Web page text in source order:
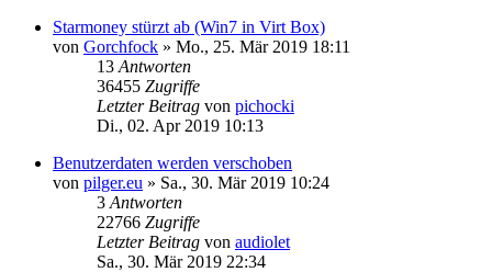
Starmoney stürzt ab (Win7 in Virt Box)
von Gorchfock » Mo., 25. Mär 2019 18:11
13 Antworten
36455 Zugriffe
Letzter Beitrag von pichocki
Di., 02. Apr 2019 10:13
Benutzerdaten werden verschoben
von pilger.eu » Sa., 30. Mär 2019 10:24
3 Antworten
22766 Zugriffe
Letzter Beitrag von audiolet
Sa., 30. Mär 2019 22:34